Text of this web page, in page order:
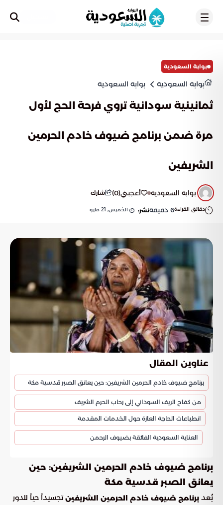
بوابة السعودية
بوابة السعودية بوابة السعودية
ثمانينية سودانية تروي فرحة الحج لأول
مرة ضمن برنامج ضيوف خادم الحرمين
الشريفين
بوابة السعودية أعجبني(
0
) شارك
دقائق القراءة6 دقيقةنشر: الخميس, 21 مايو
عناوين المقال
برنامج ضيوف خادم الحرمين الشريفين: حين يعانق الصبر قدسية مكة
من كفاح الريف السوداني إلى رحاب الحرم الشريف
انطباعات الحاجة العازة حول الخدمات المقدمة
العناية السعودية الفائقة بضيوف الرحمن
برنامج ضيوف خادم الحرمين الشريفين: حين
يعانق الصبر قدسية مكة
يُعد برنامج ضيوف خادم الحرمين الشريفينتجسيداً حياً للدور